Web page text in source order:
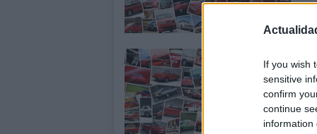
If you wish
sensitive
confirm
continue
information
5